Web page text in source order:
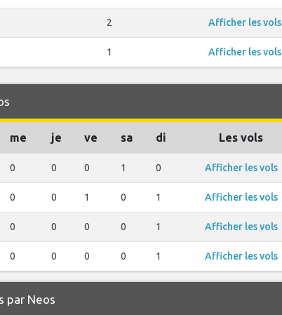
2 Afficher les vols
1 Afficher les vols
me je ve sa di Les vols
0 0 0 1 0 Afficher les vols
0 0 1 0 1 Afficher les vols
0 0 0 0 1 Afficher les vols
0 0 0 0 1 Afficher les vols
par Neos